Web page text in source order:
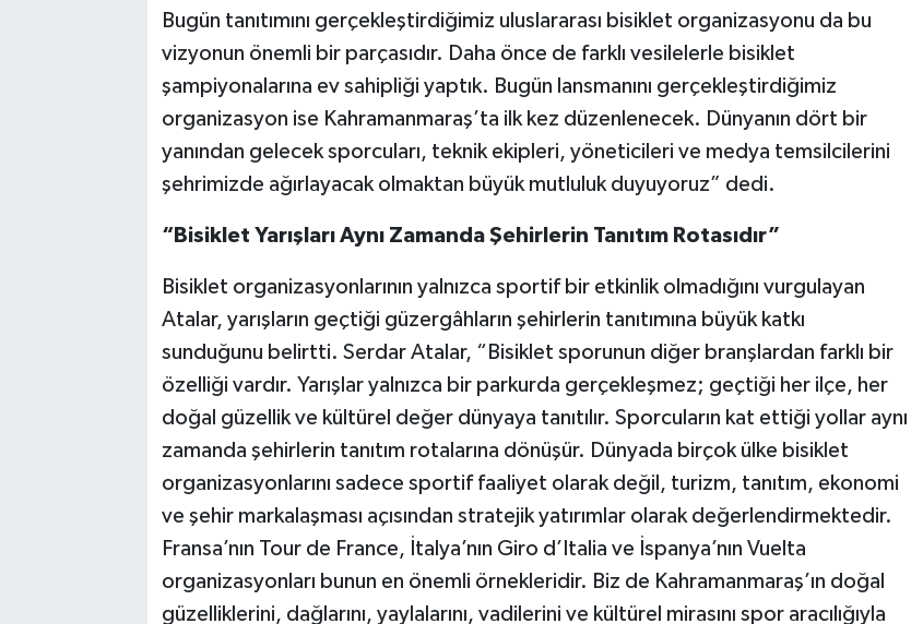
Bugün tanıtımını gerçekleştirdiğimiz uluslararası bisiklet organizasyonu da bu
vizyonun önemli bir parçasıdır. Daha önce de farklı vesilelerle bisiklet
şampiyonalarına ev sahipliği yaptık. Bugün lansmanını gerçekleştirdiğimiz
organizasyon ise Kahramanmaraş’ta ilk kez düzenlenecek. Dünyanın dört bir
yanından gelecek sporcuları, teknik ekipleri, yöneticileri ve medya temsilcilerini
şehrimizde ağırlayacak olmaktan büyük mutluluk duyuyoruz” dedi.
“Bisiklet Yarışları Aynı Zamanda Şehirlerin Tanıtım Rotasıdır”
Bisiklet organizasyonlarının yalnızca sportif bir etkinlik olmadığını vurgulayan
Atalar, yarışların geçtiği güzergâhların şehirlerin tanıtımına büyük katkı
sunduğunu belirtti. Serdar Atalar, “Bisiklet sporunun diğer branşlardan farklı bir
özelliği vardır. Yarışlar yalnızca bir parkurda gerçekleşmez; geçtiği her ilçe, her
doğal güzellik ve kültürel değer dünyaya tanıtılır. Sporcuların kat ettiği yollar aynı
zamanda şehirlerin tanıtım rotalarına dönüşür. Dünyada birçok ülke bisiklet
organizasyonlarını sadece sportif faaliyet olarak değil, turizm, tanıtım, ekonomi
ve şehir markalaşması açısından stratejik yatırımlar olarak değerlendirmektedir.
Fransa’nın Tour de France, İtalya’nın Giro d’Italia ve İspanya’nın Vuelta
organizasyonları bunun en önemli örnekleridir. Biz de Kahramanmaraş’ın doğal
güzelliklerini, dağlarını, yaylalarını, vadilerini ve kültürel mirasını spor aracılığıyla